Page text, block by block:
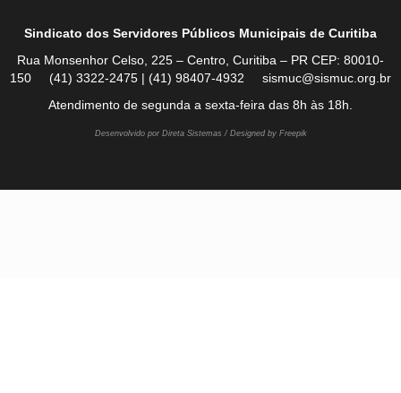
Sindicato dos Servidores Públicos Municipais de Curitiba
Rua Monsenhor Celso, 225 – Centro, Curitiba – PR CEP: 80010-
150 (41) 3322-2475 | (41) 98407-4932 sismuc@sismuc.org.br
Atendimento de segunda a sexta-feira das 8h às 18h.
Desenvolvido por Direta Sistemas / Designed by Freepik